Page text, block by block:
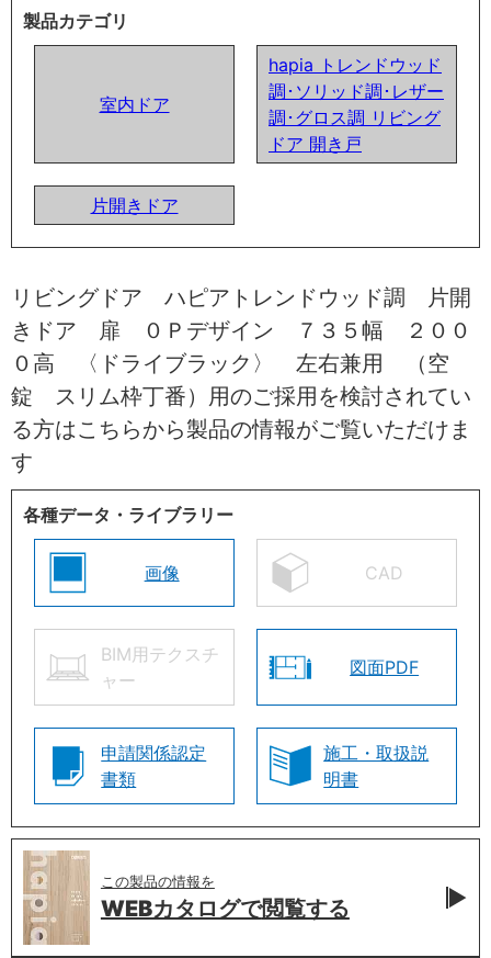
製品カテゴリ
室内ドア
hapia トレンドウッド
調･ソリッド調･レザー
調･グロス調 リビング
ドア 開き戸
片開きドア
リビングドア ハピアトレンドウッド調 片開
きドア 扉 ０Ｐデザイン ７３５幅 ２００
０高 〈ドライブラック〉 左右兼用 （空
錠 スリム枠丁番）用のご採用を検討されてい
る方はこちらから製品の情報がご覧いただけま
す
各種データ・ライブラリー
画像 CAD
BIM用テクスチ
ャー
図面PDF
申請関係認定
書類
施工・取扱説
明書
この製品の情報を
WEBカタログで閲覧する